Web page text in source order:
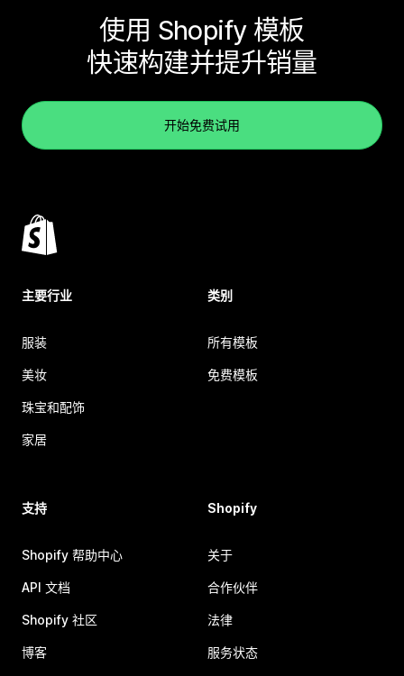
使用 Shopify 模板
快速构建并提升销量
开始免费试用
主要行业
服装
美妆
珠宝和配饰
家居
类别
所有模板
免费模板
支持
Shopify 帮助中心
API 文档
Shopify 社区
博客
Shopify
关于
合作伙伴
法律
服务状态